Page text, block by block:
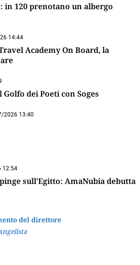
120 prenotano un albergo
14:44
Academy On Board, la
dei Poeti con Soges
2026 13:40
12:54
sull’Egitto: AmaNubia debutta
del direttore